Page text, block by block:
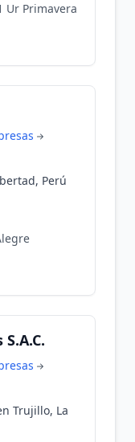
Ur Primavera
Perú
Trujillo, La